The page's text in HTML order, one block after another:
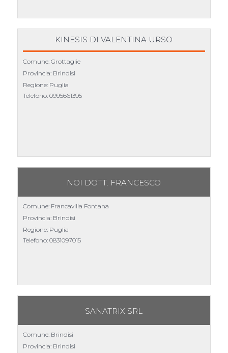
KINESIS DI VALENTINA URSO
Comune: Grottaglie
Provincia: Brindisi
Regione: Puglia
Telefono: 0995661395
NOI DOTT. FRANCESCO
Comune: Francavilla Fontana
Provincia: Brindisi
Regione: Puglia
Telefono: 0831097015
SANATRIX SRL
Comune: Brindisi
Provincia: Brindisi